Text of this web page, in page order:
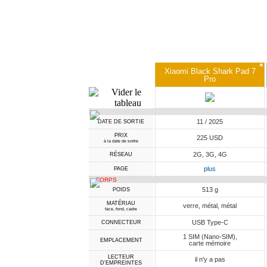
✖
Xiaomi Black Shark Pad 7
Pro
DATE DE SORTIE 11 / 2025
PRIX
à la date de sortie 225 USD
RÉSEAU 2G, 3G, 4G
PAGE plus
CORPS
POIDS 513 g
MATÉRIAU
face, fond, cadre verre, métal, métal
CONNECTEUR USB Type-C
EMPLACEMENT
1 SIM (Nano-SIM),
carte mémoire
LECTEUR
D'EMPREINTES
il n'y a pas